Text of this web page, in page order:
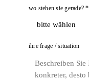
wo stehen sie gerade? *
ihre frage / situation